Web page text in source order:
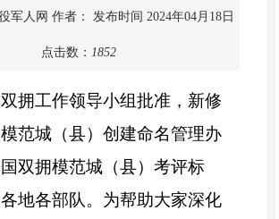
军人网 作者： 发布时间 2024年04月18日
点击数： 1852
拥工作领导小组批准，新修
范城（县）创建命名管理办
双拥模范城（县）考评标
地各部队。为帮助大家深化